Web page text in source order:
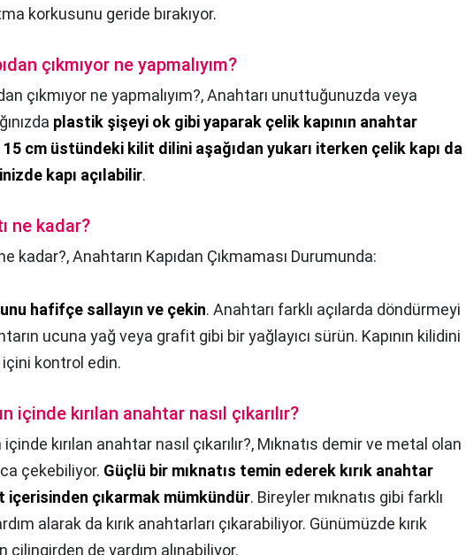
korkusunu geride bırakıyor.
çıkmıyor ne yapmalıyım?
çıkmıyor ne yapmalıyım?,Anahtarı unuttuğunuzda veya
plastik şişeyi ok gibi yaparak çelik kapının anahtar
cm üstündeki kilit dilini aşağıdan yukarı iterken çelik kapı da
kapı açılabilir.
ne kadar?
kadar?,Anahtarın Kapıdan Çıkmaması Durumunda:
hafifçe sallayın ve çekin. Anahtarı farklı açılarda döndürmeyi
ucuna yağ veya grafit gibi bir yağlayıcı sürün. Kapının kilidini
içini kontrol edin.
içinde kırılan anahtar nasıl çıkarılır?
içinde kırılan anahtar nasıl çıkarılır?, Mıknatıs demir ve metal olan
çekebiliyor. Güçlü bir mıknatıs temin ederek kırık anahtar
içerisinden çıkarmak mümkündür. Bireyler mıknatıs gibi farklı
alarak da kırık anahtarları çıkarabiliyor. Günümüzde kırık
çilingirden de yardım alınabiliyor.